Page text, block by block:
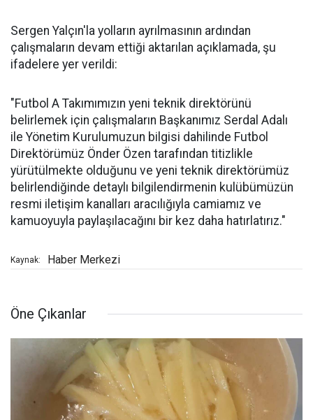
Sergen Yalçın'la yolların ayrılmasının ardından
çalışmaların devam ettiği aktarılan açıklamada, şu
ifadelere yer verildi:
"Futbol A Takımımızın yeni teknik direktörünü
belirlemek için çalışmaların Başkanımız Serdal Adalı
ile Yönetim Kurulumuzun bilgisi dahilinde Futbol
Direktörümüz Önder Özen tarafından titizlikle
yürütülmekte olduğunu ve yeni teknik direktörümüz
belirlendiğinde detaylı bilgilendirmenin kulübümüzün
resmi iletişim kanalları aracılığıyla camiamız ve
kamuoyuyla paylaşılacağını bir kez daha hatırlatırız."
Kaynak: Haber Merkezi
Öne Çıkanlar